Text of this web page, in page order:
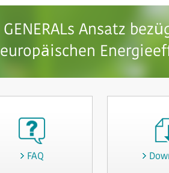
GENERALs Ansatz
europäischen
FAQ